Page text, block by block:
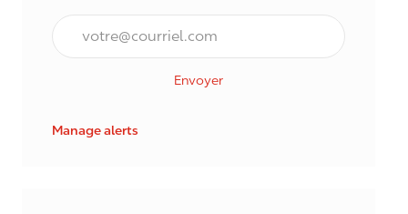
Courriel*
Envoyer
Manage alerts